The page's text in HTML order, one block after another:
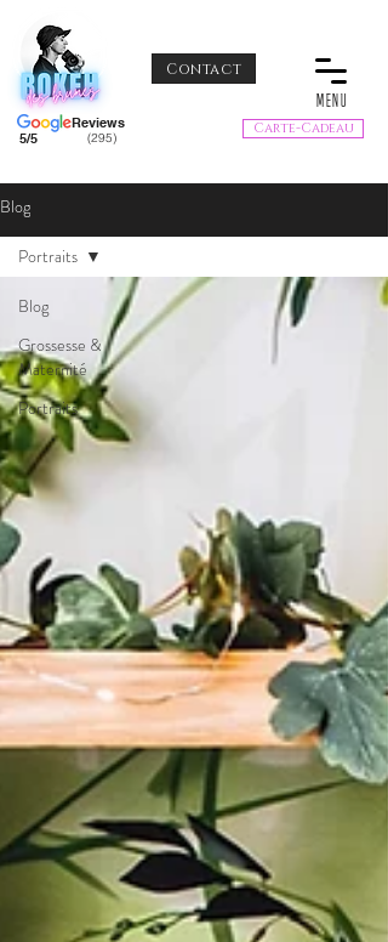
Reviews
5/5
(295)
Contact
MENU
Carte-Cadeau
Blog
Blog
Grossesse &
Maternité
Portraits
Portraits